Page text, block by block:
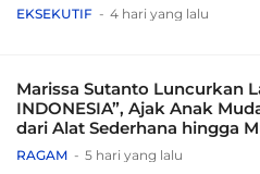
EKSEKUTIF 4 hari yang lalu
Marissa Sutanto Luncurkan
INDONESIA”, Ajak Anak
dari Alat Sederhana hingga
Tradisional
RAGAM 5 hari yang lalu